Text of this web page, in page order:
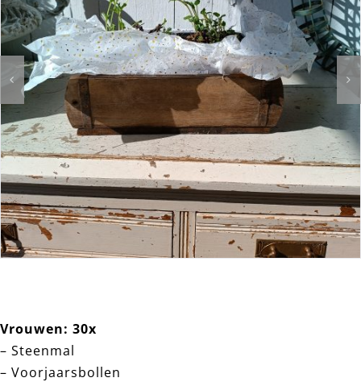
Vrouwen: 30x
– Steenmal
– Voorjaarsbollen